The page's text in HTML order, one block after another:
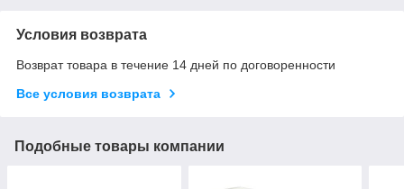
Условия возврата
Возврат товара в течение 14 дней по договоренности
Все условия возврата
Подобные товары компании